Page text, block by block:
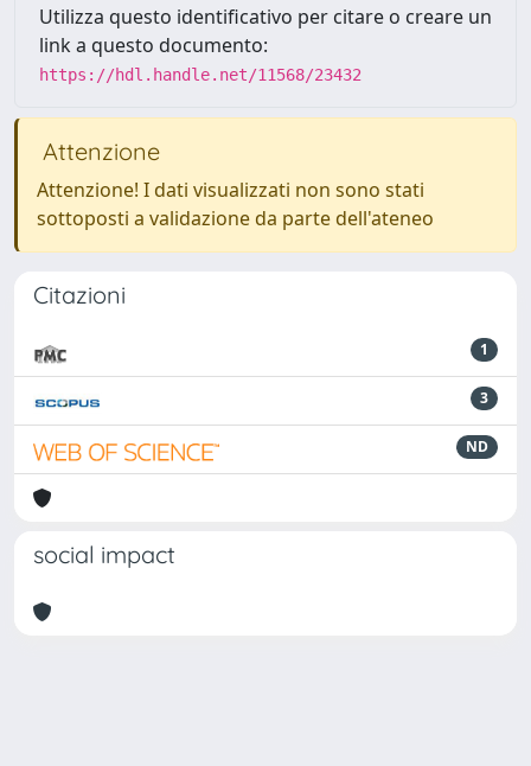
Utilizza questo identificativo per citare o creare un
link a questo documento:
https://hdl.handle.net/11568/23432
Attenzione
Attenzione! I dati visualizzati non sono stati
sottoposti a validazione da parte dell'ateneo
Citazioni
1
3
ND
social impact